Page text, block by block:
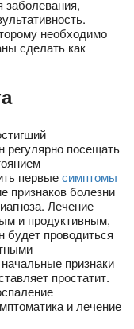
заболевания,
необходимо
сделать как
регулярно посещать
первыесимптомы
признаков болезни
Лечение
и продуктивным,
будет проводиться
признаки
простатит.
и лечение